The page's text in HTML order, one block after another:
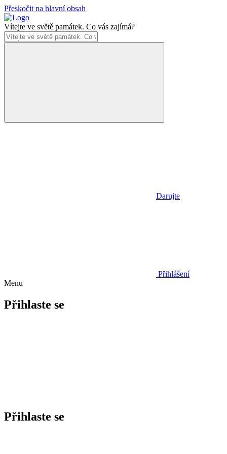
Přeskočit na hlavní obsah
Vítejte ve světě památek. Co vás zajímá?
Darujte
Přihlášení
Menu
Přihlaste se
Přihlaste se